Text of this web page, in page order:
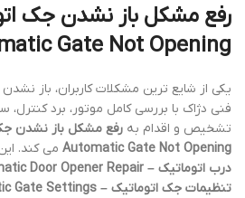
Gate Not Opening
یکی از شایع ترین مشکلات کاربران، باز
فنی دژاک با بررسی کامل موتور، برد کنترل،
تشخیص و اقدام به
Automatic Gate Not Opening می کند.
درب اتوماتیک – Automatic Door Opener Repair
تنظیمات جک اتوماتیک – Automatic Gate Settings